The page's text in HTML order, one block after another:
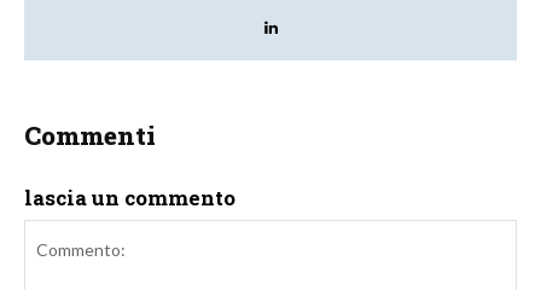
Commenti
lascia un commento